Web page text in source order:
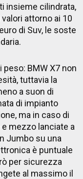
insieme cilindrata,
attorno ai 10
di Suv, le soste
peso: BMW X7 non
tuttavia la
a suon di
di impianto
ma in caso di
mezzo lanciate a
Jumbo su una
è puntuale
per sicurezza
al massimo il